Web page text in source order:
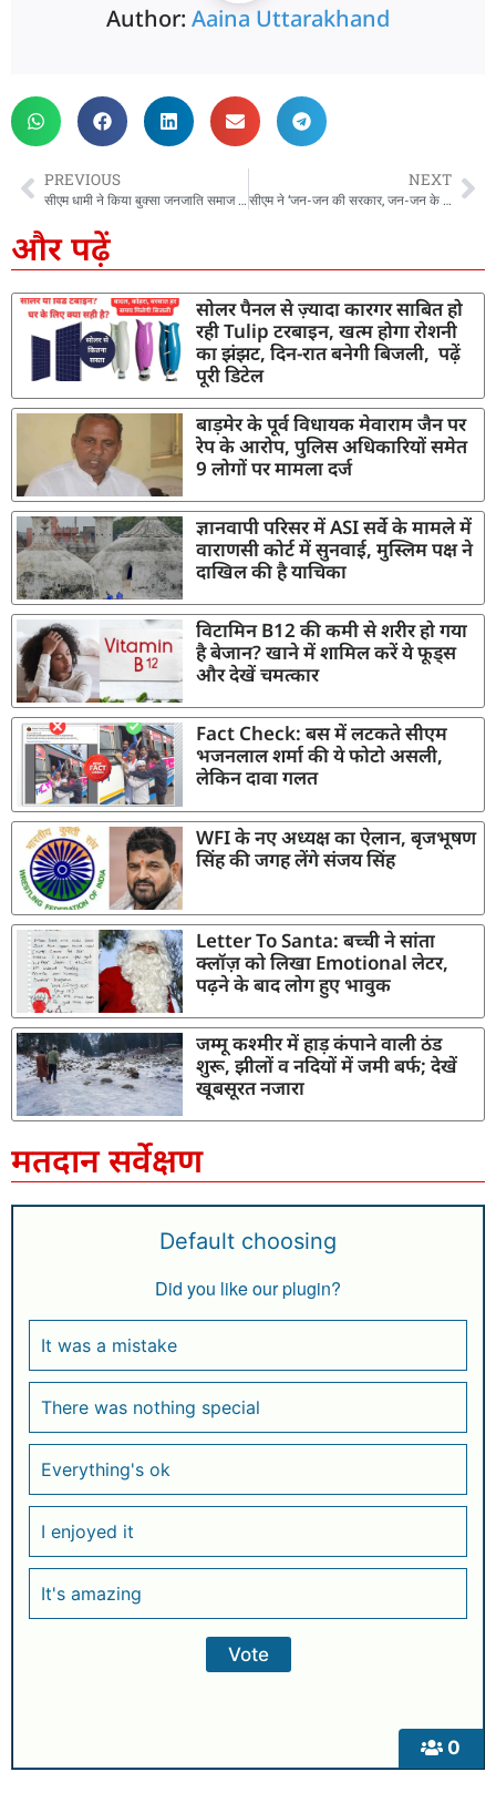
Author: Aaina Uttarakhand
PREVIOUS
सीएम धामी ने किया बुक्सा जनजाति समाज के राजा जगतदेव की प्रतिमा का वर्चुअल अनावरण
NEXT
सीएम ने ‘जन-जन की सरकार, जन-जन के द्वार‘ अभियान के तहत खैरीमान सिंह में आयोजित शिविर का किया निरीक्षण
और पढ़ें
सोलर पैनल से ज़्यादा कारगर साबित हो
रही Tulip टरबाइन, खत्म होगा रोशनी
का झंझट, दिन-रात बनेगी बिजली, पढ़ें
पूरी डिटेल
बाड़मेर के पूर्व विधायक मेवाराम जैन पर
रेप के आरोप, पुलिस अधिकारियों समेत
9 लोगों पर मामला दर्ज
ज्ञानवापी परिसर में ASI सर्वे के मामले में
वाराणसी कोर्ट में सुनवाई, मुस्लिम पक्ष ने
दाखिल की है याचिका
विटामिन B12 की कमी से शरीर हो गया
है बेजान? खाने में शामिल करें ये फूड्स
और देखें चमत्कार
Fact Check: बस में लटकते सीएम
भजनलाल शर्मा की ये फोटो असली,
लेकिन दावा गलत
WFI के नए अध्यक्ष का ऐलान, बृजभूषण
सिंह की जगह लेंगे संजय सिंह
Letter To Santa: बच्ची ने सांता
क्लॉज़ को लिखा Emotional लेटर,
पढ़ने के बाद लोग हुए भावुक
जम्मू कश्मीर में हाड़ कंपाने वाली ठंड
शुरू, झीलों व नदियों में जमी बर्फ; देखें
खूबसूरत नजारा
मतदान सर्वेक्षण
0
Default choosing
Did you like our plugin?
It was a mistake
There was nothing special
Everything's ok
I enjoyed it
It's amazing